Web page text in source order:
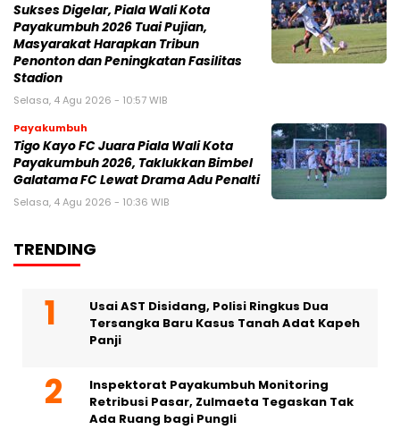
Sukses Digelar, Piala Wali Kota
Payakumbuh 2026 Tuai Pujian,
Masyarakat Harapkan Tribun
Penonton dan Peningkatan Fasilitas
Stadion
Selasa, 4 Agu 2026 - 10:57 WIB
Payakumbuh
Tigo Kayo FC Juara Piala Wali Kota
Payakumbuh 2026, Taklukkan Bimbel
Galatama FC Lewat Drama Adu Penalti
Selasa, 4 Agu 2026 - 10:36 WIB
TRENDING
Usai AST Disidang, Polisi Ringkus Dua
Tersangka Baru Kasus Tanah Adat Kapeh
Panji
Inspektorat Payakumbuh Monitoring
Retribusi Pasar, Zulmaeta Tegaskan Tak
Ada Ruang bagi Pungli